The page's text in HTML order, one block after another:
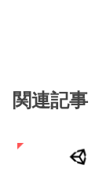
関連記事